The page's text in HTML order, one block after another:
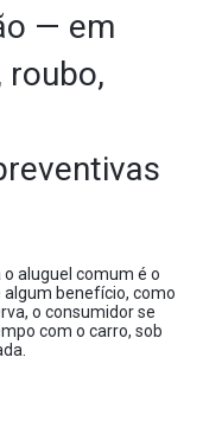
— em
roubo,
aluguel comum é o
benefício, como
o consumidor se
com o carro, sob